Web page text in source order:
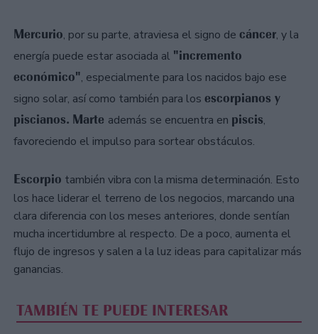
Mercurio, por su parte, atraviesa el signo de cáncer, y la
energía puede estar asociada al "incremento
económico", especialmente para los nacidos bajo ese
signo solar, así como también para los escorpianos y
piscianos. Marte además se encuentra en piscis,
favoreciendo el impulso para sortear obstáculos.
Escorpio también vibra con la misma determinación. Esto
los hace liderar el terreno de los negocios, marcando una
clara diferencia con los meses anteriores, donde sentían
mucha incertidumbre al respecto. De a poco, aumenta el
flujo de ingresos y salen a la luz ideas para capitalizar más
ganancias.
TAMBIÉN TE PUEDE INTERESAR